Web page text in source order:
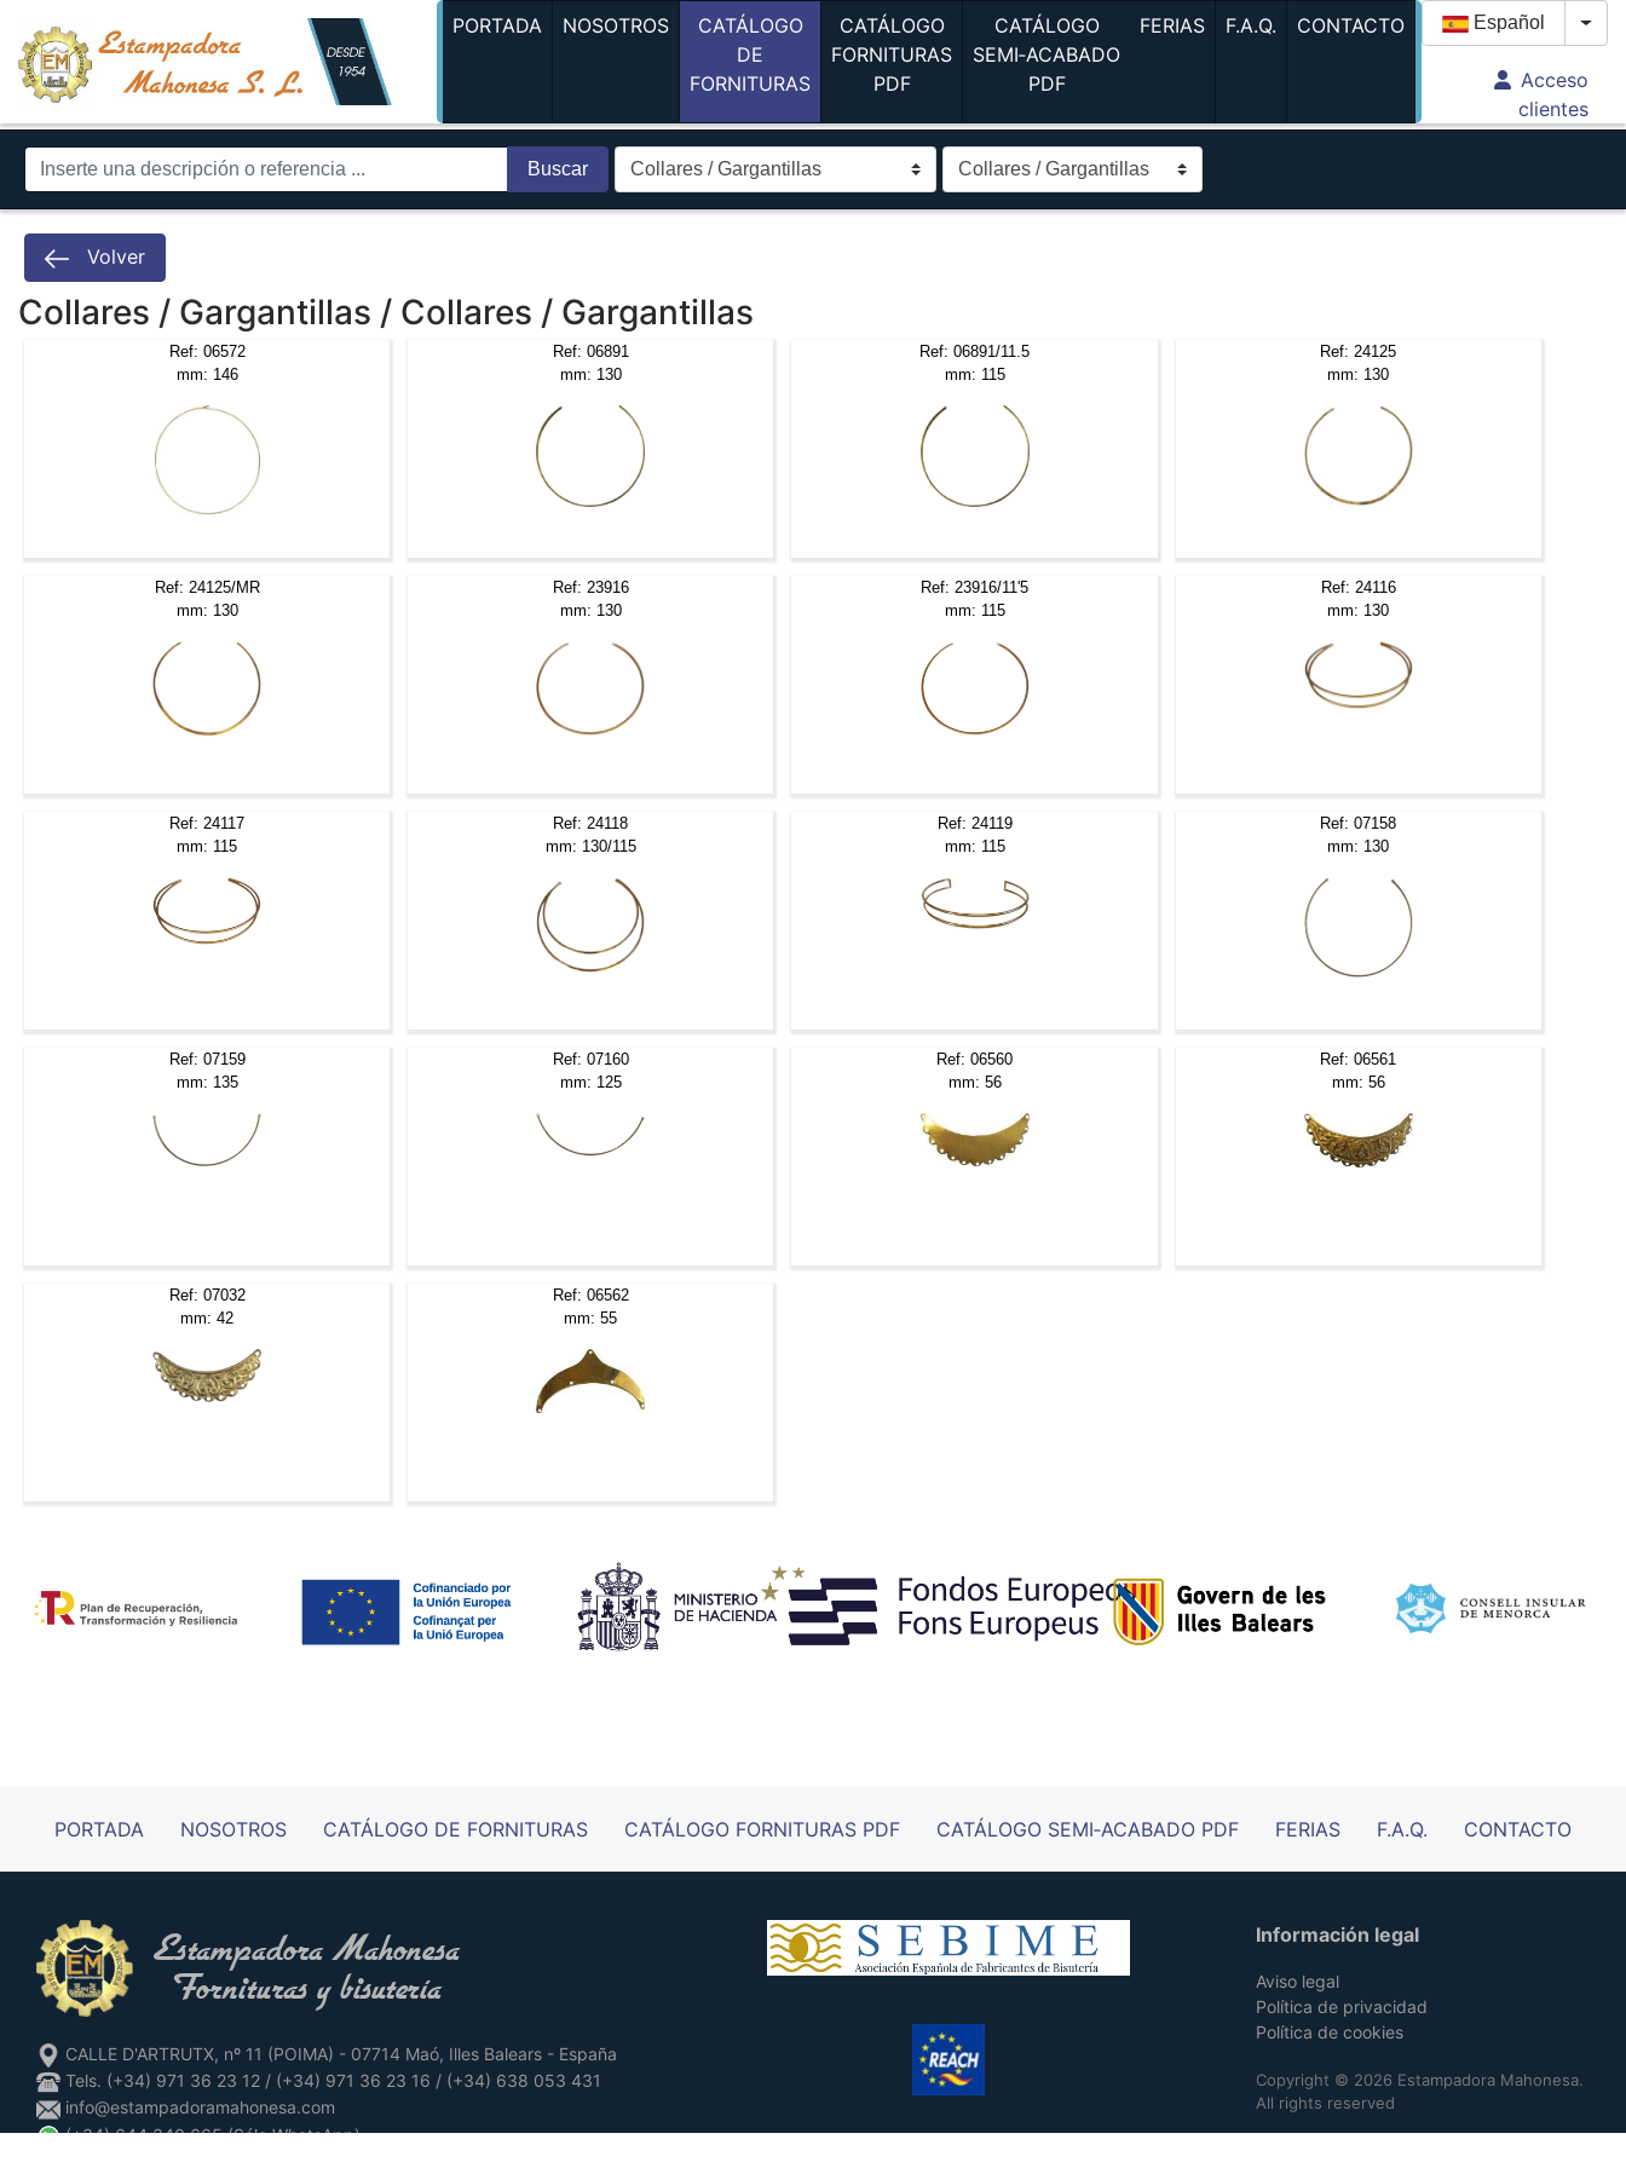
PORTADA (current)
NOSOTROS(current)
CATÁLOGO
DE
FORNITURAS(current)
CATÁLOGO
FORNITURAS
PDF(current)
CATÁLOGO
SEMI‑ACABADO
PDF(current)
FERIAS(current)
F.A.Q. (current)
CONTACTO(current)Español
Acceso
clientes
Buscar
Volver
Collares / Gargantillas / Collares / Gargantillas
Ref: 06572
mm: 146
Ref: 06891
mm: 130
Ref: 06891/11.5
mm: 115
Ref: 24125
mm: 130
Ref: 24125/MR
mm: 130
Ref: 23916
mm: 130
Ref: 23916/11'5
mm: 115
Ref: 24116
mm: 130
Ref: 24117
mm: 115
Ref: 24118
mm: 130/115
Ref: 24119
mm: 115
Ref: 07158
mm: 130
Ref: 07159
mm: 135
Ref: 07160
mm: 125
Ref: 06560
mm: 56
Ref: 06561
mm: 56
Ref: 07032
mm: 42
Ref: 06562
mm: 55
PORTADA NOSOTROS CATÁLOGO DE FORNITURAS CATÁLOGO FORNITURAS PDF CATÁLOGO SEMI‑ACABADO PDF FERIAS F.A.Q. CONTACTO
CALLE D'ARTRUTX, nº 11 (POIMA) - 07714 Maó, Illes Balears - España
Tels. (+34) 971 36 23 12 / (+34) 971 36 23 16 / (+34) 638 053 431
info@estampadoramahonesa.com
(+34) 644 340 665 (Sólo WhatsApp)
Información legal
Aviso legal
Política de privacidad
Política de cookies
Copyright © 2026 Estampadora Mahonesa.
All rights reserved